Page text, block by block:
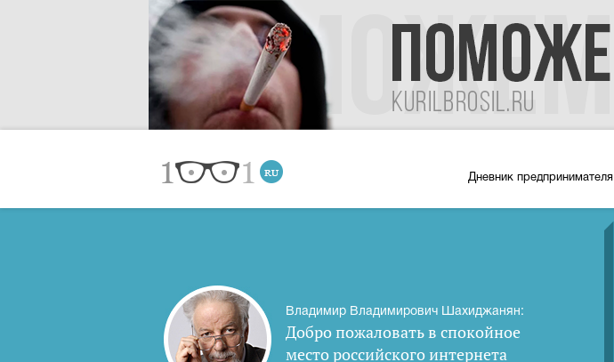
Дневник предпринимателя
Владимир Владимирович Шахиджанян:
Добро пожаловать в спокойное
место российского интернета